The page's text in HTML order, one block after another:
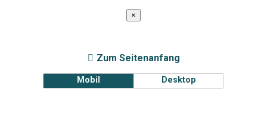
×
Zum Seitenanfang
Mobil Desktop